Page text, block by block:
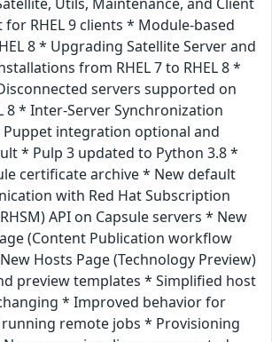
RHEL 9 clients * Module-based
8 * Upgrading Satellite Server and
from RHEL 7 to RHEL 8 *
servers supported on
8 * Inter-Server Synchronization
integration optional and
* Pulp 3 updated to Python 3.8 *
certificate archive * New default
with Red Hat Subscription
API on Capsule servers * New
(Content Publication workflow
Hosts Page (Technology Preview)
preview templates * Simplified host
* Improved behavior for
remote jobs * Provisioning